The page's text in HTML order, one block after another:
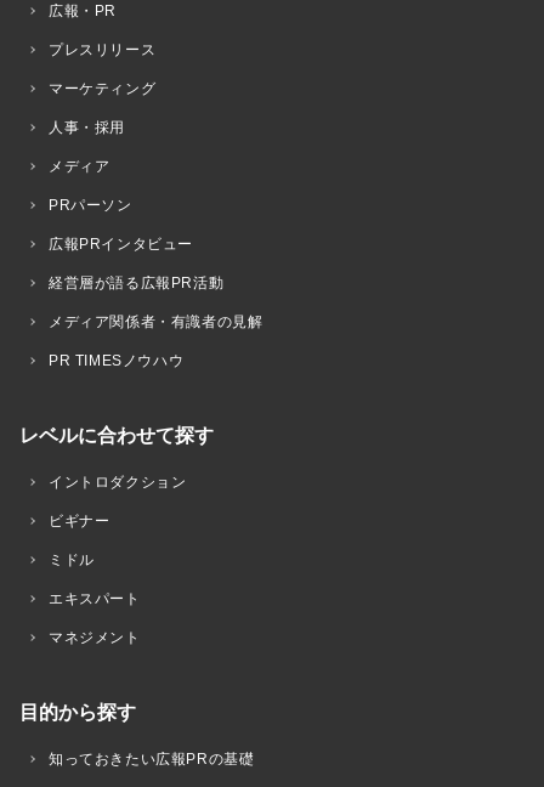
広報・PR
プレスリリース
マーケティング
人事・採用
メディア
PRパーソン
広報PRインタビュー
経営層が語る広報PR活動
メディア関係者・有識者の見解
PR TIMESノウハウ
レベルに合わせて探す
イントロダクション
ビギナー
ミドル
エキスパート
マネジメント
目的から探す
知っておきたい広報PRの基礎